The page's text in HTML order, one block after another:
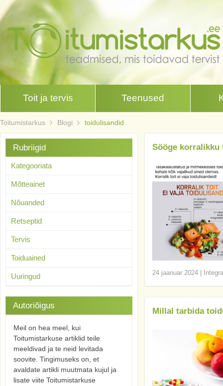
Toit ja tervis Teenused
Toitumistarkus Blogi toidulisandid
Sööge
24 jaanuar 2024
Millal tarbida
Rubriigid
Kategooriata
Mõtteainet
Nõuanded
Retseptid
Tervis
Toiduained
Uuringud
Autoriõigus
Meil on hea meel, kui
Toitumistarkuse artiklid teile
meeldivad ja te neid levitada
soovite. Tingimuseks on, et
avaldate artikli muutmata kujul ja
lisate viite Toitumistarkuse